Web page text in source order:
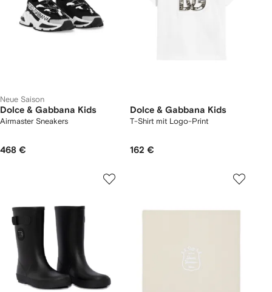
Neue Saison
Dolce & Gabbana Kids
Airmaster Sneakers
468 €
Dolce & Gabbana Kids
T-Shirt mit Logo-Print
162 €